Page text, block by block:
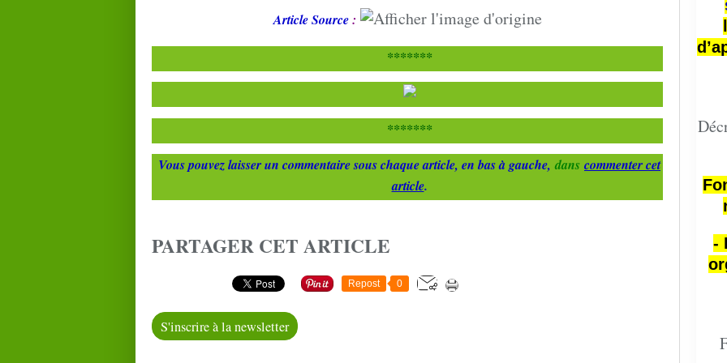
Article Source:
*******
*******
Vous pouvez laisser un commentaire sous chaque article, en bas à gauche, dans commenter cet
article.
PARTAGER CET ARTICLE
Repost 0
S'inscrire à la newsletter
-